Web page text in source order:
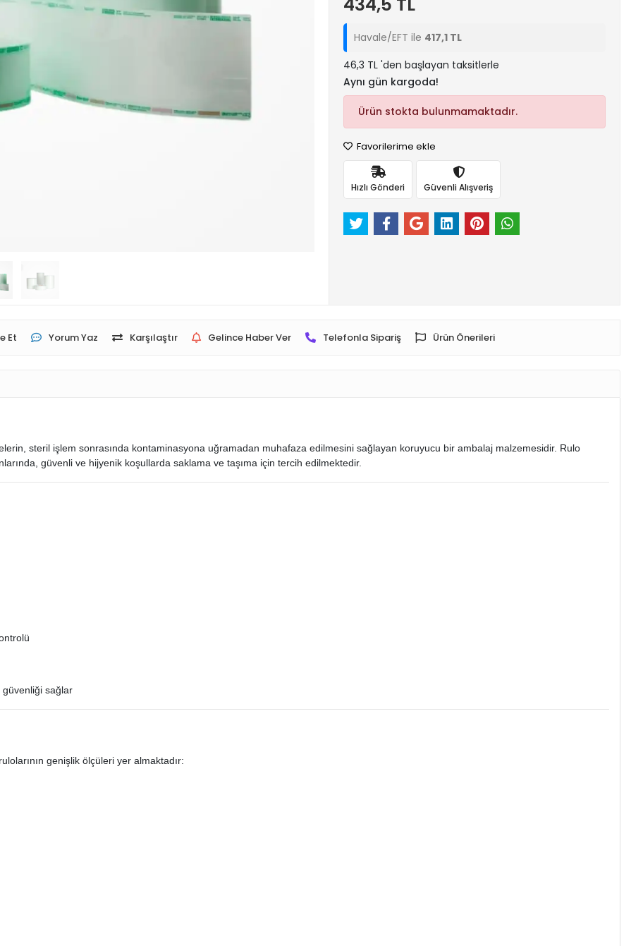
Havale/EFT ile 417,1 TL
46,3 TL 'den başlayan taksitlerle
Aynı gün kargoda!
Ürün stokta bulunmamaktadır.
Favorilerime ekle
Hızlı Gönderi Güvenli Alışveriş
Et Yorum Yaz Karşılaştır Gelince Haber Ver Telefonla Sipariş Ürün Önerileri
steril işlem sonrasında kontaminasyona uğramadan muhafaza edilmesini sağlayan koruyucu bir ambalaj malzemesidir. Rulo
güvenli ve hijyenik koşullarda saklama ve taşıma için tercih edilmektedir.
sağlar
genişlik ölçüleri yer almaktadır: